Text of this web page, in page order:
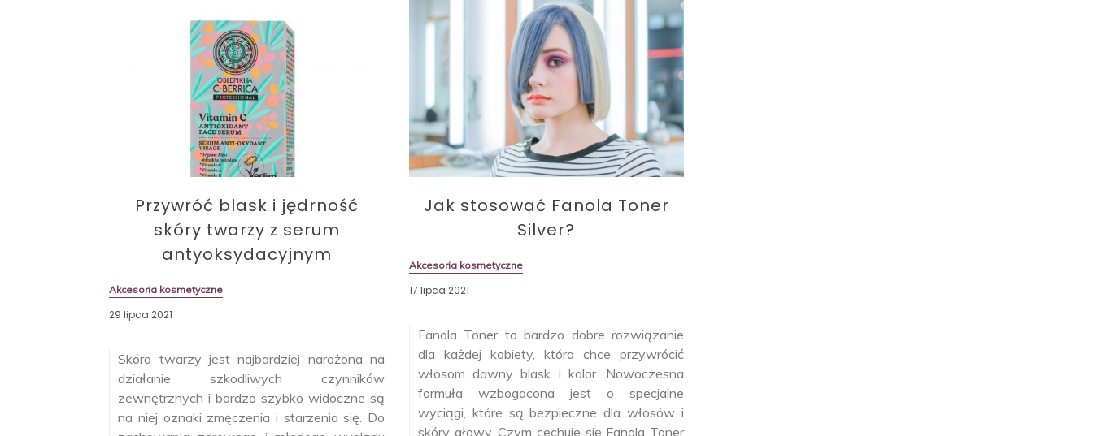
Przywróć blask i jędrność
skóry twarzy z serum
antyoksydacyjnym
Akcesoria kosmetyczne
29 lipca 2021
Skóra twarzy jest najbardziej narażona na
działanie szkodliwych czynników
zewnętrznych i bardzo szybko widoczne są
na niej oznaki zmęczenia i starzenia się. Do
Jak stosować Fanola Toner
Silver?
Akcesoria kosmetyczne
17 lipca 2021
Fanola Toner to bardzo dobre rozwiązanie
dla każdej kobiety, która chce przywrócić
włosom dawny blask i kolor. Nowoczesna
formuła wzbogacona jest o specjalne
wyciągi, które są bezpieczne dla włosów i
skóry głowy. Czym cechuje się Fanola Toner